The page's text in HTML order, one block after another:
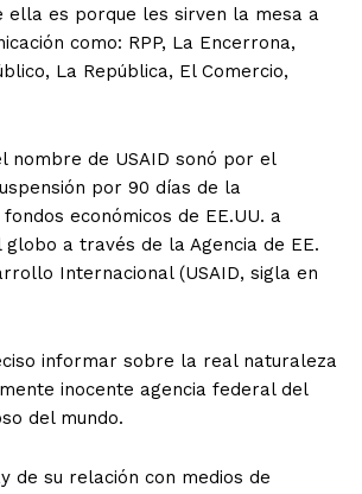
ella es porque les sirven la mesa a
como: RPP, La Encerrona,
La República, El Comercio,
nombre de USAID sonó por el
por 90 días de la
económicos de EE.UU. a
a través de la Agencia de EE.
Internacional (USAID, sigla en
informar sobre la real naturaleza
inocente agencia federal del
del mundo.
de su relación con medios de